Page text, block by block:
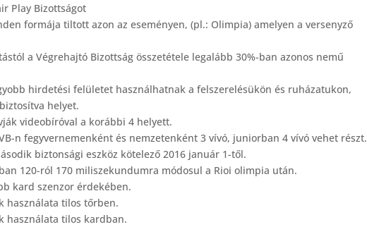
Bizottságot
formája tiltott azon az eseményen, (pl.: Olimpia) amelyen a versenyző
a Végrehajtó Bizottság összetétele legalább 30%-ban azonos nemű
hirdetési felületet használhatnak a felszerelésükön és ruházatukon,
helyet.
videobíróval a korábbi 4 helyett.
fegyvernemenként és nemzetenként 3 vívó, juniorban 4 vívó vehet részt.
biztonsági eszköz kötelező 2016 január 1-től.
ról 170 miliszekundumra módosul a Rioi olimpia után.
szenzor érdekében.
tilos tőrben.
tilos kardban.